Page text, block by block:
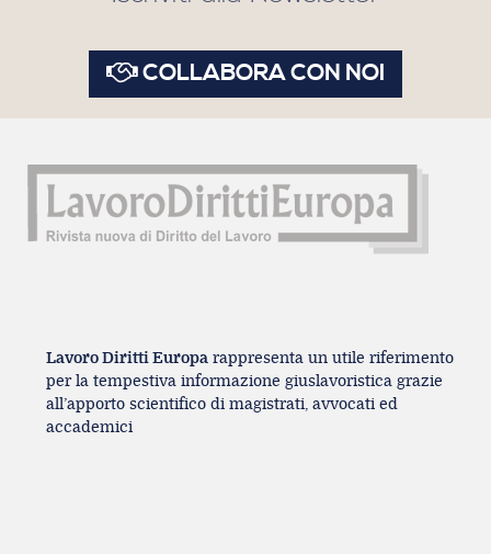
COLLABORA CON NOI
Lavoro Diritti Europa rappresenta un utile riferimento
per la tempestiva informazione giuslavoristica grazie
all’apporto scientifico di magistrati, avvocati ed
accademici